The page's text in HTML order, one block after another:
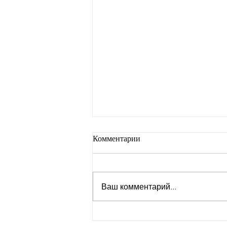
Комментарии
Ваш комментарий...